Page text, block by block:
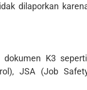
dilaporkan
K3
JSA (Job